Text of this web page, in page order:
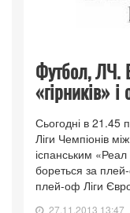
Футбол, ЛЧ.
«гірників»
Сьогодні в 21.45
Ліги Чемпіонів
іспанським
бореться за плей-
плей-оф Ліги
27.11.2013 13:47